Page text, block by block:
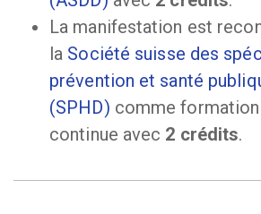
La manifestation est
la Société suisse des
prévention et santé
(SPHD) comme
continue avec 2 crédits.